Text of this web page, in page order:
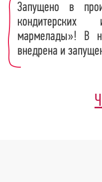
Запущено в
кондитерских
мармелады»! В
внедрена и